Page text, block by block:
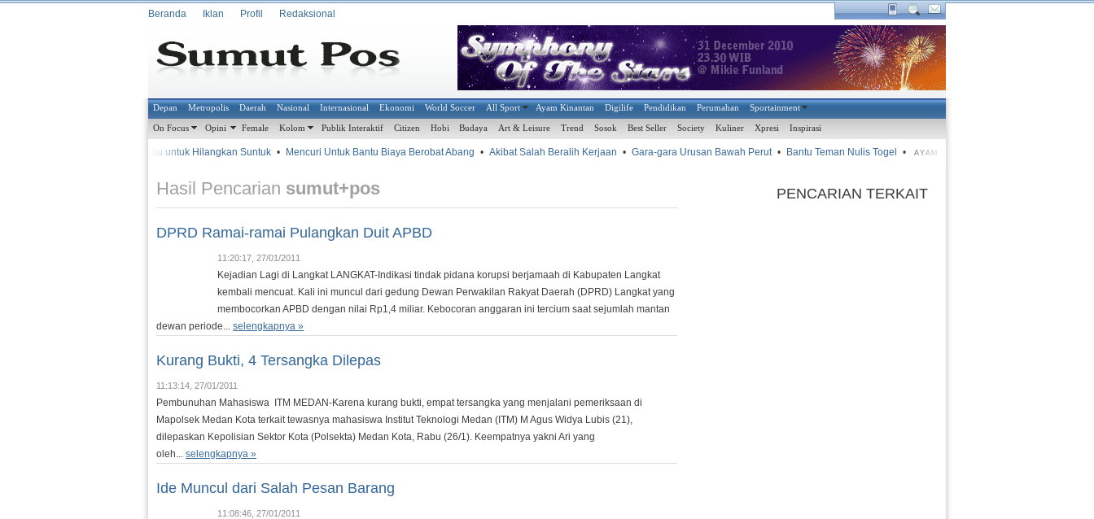
Beranda Iklan Profil Redaksional
Depan Metropolis Daerah Nasional Internasional Ekonomi World Soccer All Sport Ayam Kinantan Digilife Pendidikan Perumahan Sportainment
On Focus Opini Female Kolom Publik Interaktif Citizen Hobi Budaya Art & Leisure Trend Sosok Best Seller Society Kuliner Xpresi Inspirasi
Isap Sabu untuk Hilangkan Suntuk • Mencuri Untuk Bantu Biaya Berobat Abang • Akibat Salah Beralih Kerjaan • Gara-gara Urusan Bawah Perut • Bantu Teman Nulis Togel • AYAM KINANTAN
Hasil Pencarian sumut+pos
DPRD Ramai-ramai Pulangkan Duit APBD
11:20:17, 27/01/2011
Kejadian Lagi di Langkat LANGKAT-Indikasi tindak pidana korupsi berjamaah di Kabupaten Langkat
kembali mencuat. Kali ini muncul dari gedung Dewan Perwakilan Rakyat Daerah (DPRD) Langkat yang
membocorkan APBD dengan nilai Rp1,4 miliar. Kebocoran anggaran ini tercium saat sejumlah mantan
dewan periode... selengkapnya »
Kurang Bukti, 4 Tersangka Dilepas
11:13:14, 27/01/2011
Pembunuhan Mahasiswa ITM MEDAN-Karena kurang bukti, empat tersangka yang menjalani pemeriksaan di
Mapolsek Medan Kota terkait tewasnya mahasiswa Institut Teknologi Medan (ITM) M Agus Widya Lubis (21),
dilepaskan Kepolisian Sektor Kota (Polsekta) Medan Kota, Rabu (26/1). Keempatnya yakni Ari yang
oleh... selengkapnya »
Ide Muncul dari Salah Pesan Barang
11:08:46, 27/01/2011
PENCARIAN TERKAIT